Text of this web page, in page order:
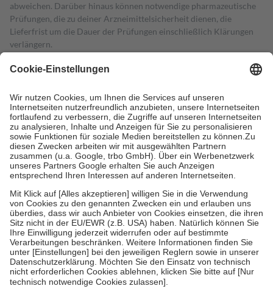
abweichen. Darüber hinaus können notwendige pharmazeutische
Prüfungen, die zu deiner Arzneimittelsicherheit dienen, die
Lieferfrist um die Dauer der Prüfungen einschließlich Klärungen
verlängern.
4Für verschreibungspflichtige Medikamente stellt der Arzt ein
gesetzliche Krankenversicherung übernimmt in der Regel die
Kosten dafür, der Versicherte trägt einen Teil davon als Zuzahlung
mit.
Grundsätzlich leisten Mitglieder Zuzahlungen in Höhe von zehn
Prozent des Abgabepreises,mindestensjedochfünf Euro
höchstens zehn Euro.Es sind jedoch nie mehr als die tatsächlichen
Kosten der Leistung zu entrichten.
Diese Regeln gelten grundsätzlich auch für Online-Apotheken.
Bei Heilmitteln und häuslicher Krankenpflege beträgt die
Zuzahlung zehn Prozent der Kosten sowie zehn Euro je
Verordnung.
Um das Engagement der Versicherten für ihre eigene Gesundheit zu
stärken und die besondere Stellung der Familie zu unterstützen,
fallenkeine Zuzahlungenan bei:
• Kindern und Jugendlichen bis zum vollendeten 18. Lebensjahr
mit Ausnahme der Fahrkosten